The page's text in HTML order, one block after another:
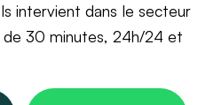
intervient dans le secteur
de 30 minutes, 24h/24 et